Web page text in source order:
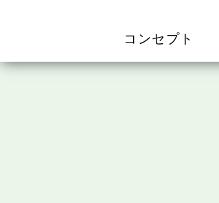
コンセプト